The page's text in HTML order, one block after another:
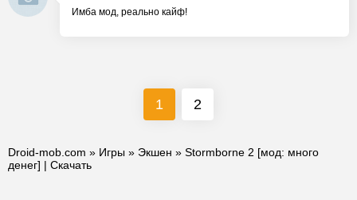
Имба мод, реально кайф!
1 2
Droid-mob.com » Игры » Экшен » Stormborne 2 [мод: много
денег] | Скачать